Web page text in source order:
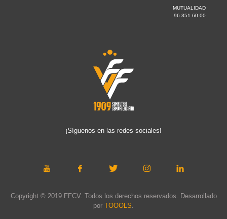
MUTUALIDAD
96 351 60 00
¡Síguenos en las redes sociales!
Copyright © 2019 FFCV. Todos los derechos reservados. Desarrollado
por TOOOLS